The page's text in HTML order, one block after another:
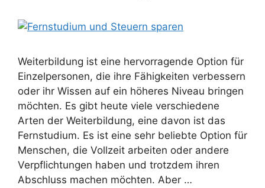
Weiterbildung ist eine hervorragende Option für
Einzelpersonen, die ihre Fähigkeiten verbessern
oder ihr Wissen auf ein höheres Niveau bringen
möchten. Es gibt heute viele verschiedene
Arten der Weiterbildung, eine davon ist das
Fernstudium. Es ist eine sehr beliebte Option für
Menschen, die Vollzeit arbeiten oder andere
Verpflichtungen haben und trotzdem ihren
Abschluss machen möchten. Aber …